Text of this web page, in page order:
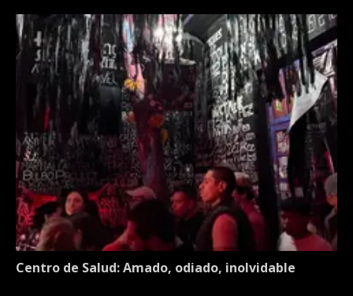
Centro de Salud: Amado, odiado, inolvidable